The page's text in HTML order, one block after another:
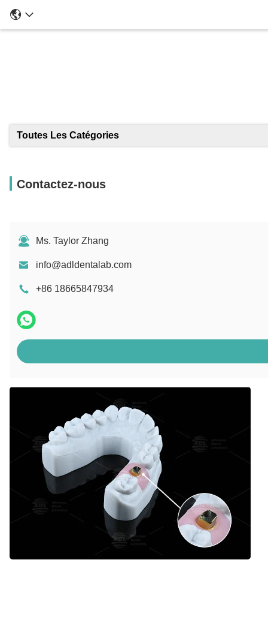
Toutes Les Catégories
Contactez-nous
Ms. Taylor Zhang
info@adldentalab.com
+86 18665847934